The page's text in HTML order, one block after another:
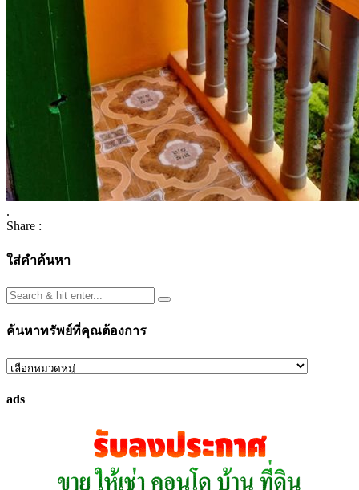
.
Share :
ใส่คำค้นหา
ค้นหาทรัพย์ที่คุณต้องการ
ค้นหา
ที่
ads